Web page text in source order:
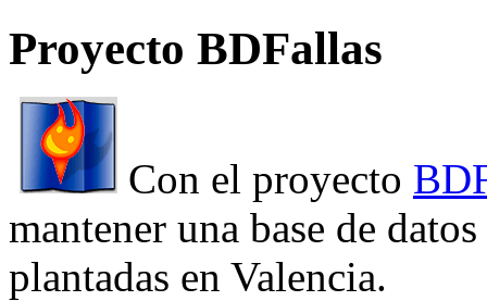
Proyecto BDFallas
Con el proyecto
mantener una base de
plantadas en Valencia.